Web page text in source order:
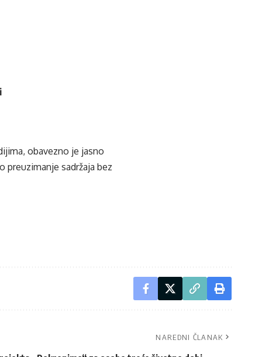
obavezno je jasno
preuzimanje sadržaja bez
NAREDNI ČLANAK